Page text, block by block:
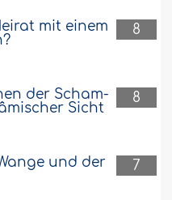
8
mit einem
8
der Scham-
Sicht
7
und der